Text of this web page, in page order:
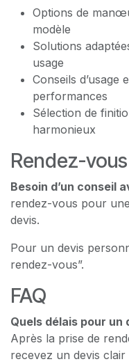
Options de
modèle
Solutions
usage
Conseils d’usage
performances
Sélection de
harmonieux
Rendez-
Besoin d’un conseil
rendez-vous pour
devis.
Pour un devis
rendez-vous”.
FAQ
Quels délais pour un
Après la prise de
recevez un devis